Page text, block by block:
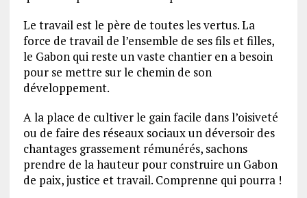
Le travail est le père de toutes les vertus. La
force de travail de l’ensemble de ses fils et filles,
le Gabon qui reste un vaste chantier en a besoin
pour se mettre sur le chemin de son
développement.
A la place de cultiver le gain facile dans l’oisiveté
ou de faire des réseaux sociaux un déversoir des
chantages grassement rémunérés, sachons
prendre de la hauteur pour construire un Gabon
de paix, justice et travail. Comprenne qui pourra !